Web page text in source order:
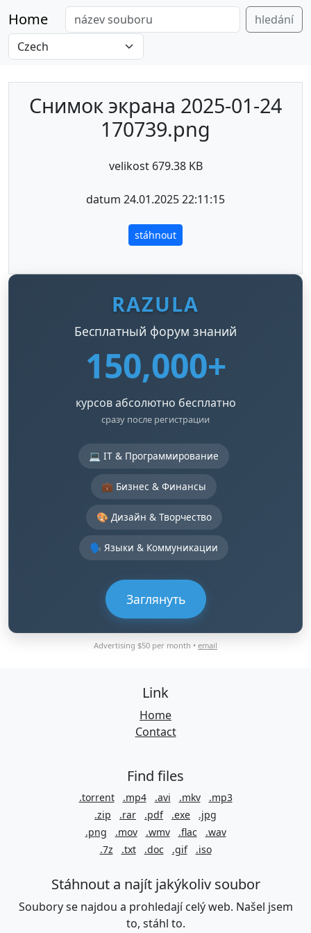
Home hledání
Снимок экрана 2025-01-24
170739.png
velikost 679.38 KB
datum 24.01.2025 22:11:15
stáhnout
RAZULA
Бесплатный форум знаний
150,000+
курсов абсолютно бесплатно
сразу после регистрации
💻 IT & Программирование
💼 Бизнес & Финансы
🎨 Дизайн & Творчество
🗣️ Языки & Коммуникации
Заглянуть
Advertising $50 per month • email
Link
Home
Contact
Find files
.torrent .mp4 .avi .mkv
.mp3
.zip
.rar .pdf .exe
.jpg
.png
.mov .wmv .flac
.wav
.7z
.txt .doc .gif .iso
Stáhnout a najít jakýkoliv soubor
Soubory se najdou a prohledají celý web. Našel jsem
to, stáhl to.